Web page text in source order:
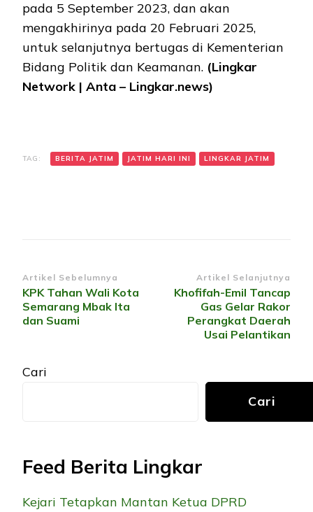
pada 5 September 2023, dan akan
mengakhirinya pada 20 Februari 2025,
untuk selanjutnya bertugas di Kementerian
Bidang Politik dan Keamanan. (Lingkar
Network | Anta – Lingkar.news)
TAG: BERITA JATIM JATIM HARI INI LINGKAR JATIM
Navigasi
Artikel
Artikel Sebelumnya
KPK Tahan Wali Kota
Semarang Mbak Ita
dan Suami
Artikel Selanjutnya
Khofifah-Emil Tancap
Gas Gelar Rakor
Perangkat Daerah
Usai Pelantikan
Cari
Cari
Feed Berita Lingkar
Kejari Tetapkan Mantan Ketua DPRD